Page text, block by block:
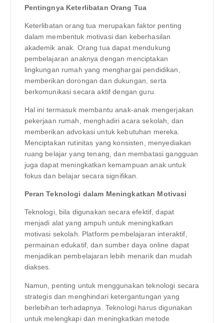
Pentingnya Keterlibatan Orang Tua
Keterlibatan orang tua merupakan faktor penting
dalam membentuk motivasi dan keberhasilan
akademik anak. Orang tua dapat mendukung
pembelajaran anaknya dengan menciptakan
lingkungan rumah yang menghargai pendidikan,
memberikan dorongan dan dukungan, serta
berkomunikasi secara aktif dengan guru.
Hal ini termasuk membantu anak-anak mengerjakan
pekerjaan rumah, menghadiri acara sekolah, dan
memberikan advokasi untuk kebutuhan mereka.
Menciptakan rutinitas yang konsisten, menyediakan
ruang belajar yang tenang, dan membatasi gangguan
juga dapat meningkatkan kemampuan anak untuk
fokus dan belajar secara signifikan.
Peran Teknologi dalam Meningkatkan Motivasi
Teknologi, bila digunakan secara efektif, dapat
menjadi alat yang ampuh untuk meningkatkan
motivasi sekolah. Platform pembelajaran interaktif,
permainan edukatif, dan sumber daya online dapat
menjadikan pembelajaran lebih menarik dan mudah
diakses.
Namun, penting untuk menggunakan teknologi secara
strategis dan menghindari ketergantungan yang
berlebihan terhadapnya. Teknologi harus digunakan
untuk melengkapi dan meningkatkan metode